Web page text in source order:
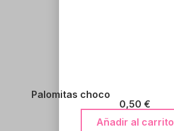
Palomitas choco
0,50 €
Añadir al carrito